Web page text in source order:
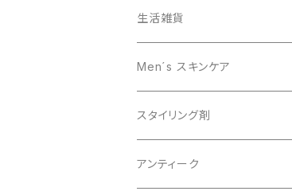
オーガニック
スキャルプケア
生活雑貨
Men´s スキンケア
男性美容
オーガニック
スタイリング剤
アンティーク